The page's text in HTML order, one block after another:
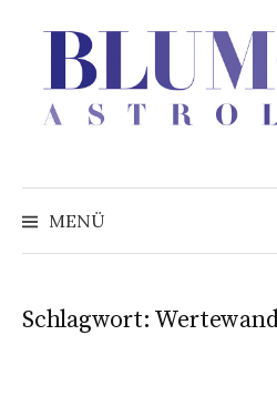
überspringen
MENÜ
Schlagwort: